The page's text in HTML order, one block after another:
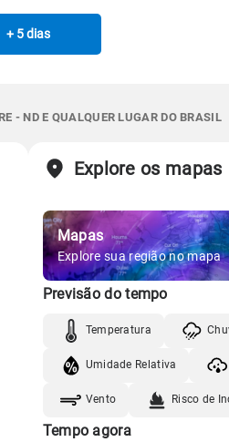
07:30h às 18:56h
Vento Umidade
Chuva
07:30h às 18:56h
Vento Umidade
ManhãTarde
0.0mm
44%
07:29h às 18:56h
Vento Umidade
+ 5 dias
- ND E QUALQUER LUGAR DO BRASIL
Explore os mapas
Mapas
Explore sua região no mapa
Previsão do tempo
Temperatura
Umidade Relativa
Vento Risco de
Tempo agora